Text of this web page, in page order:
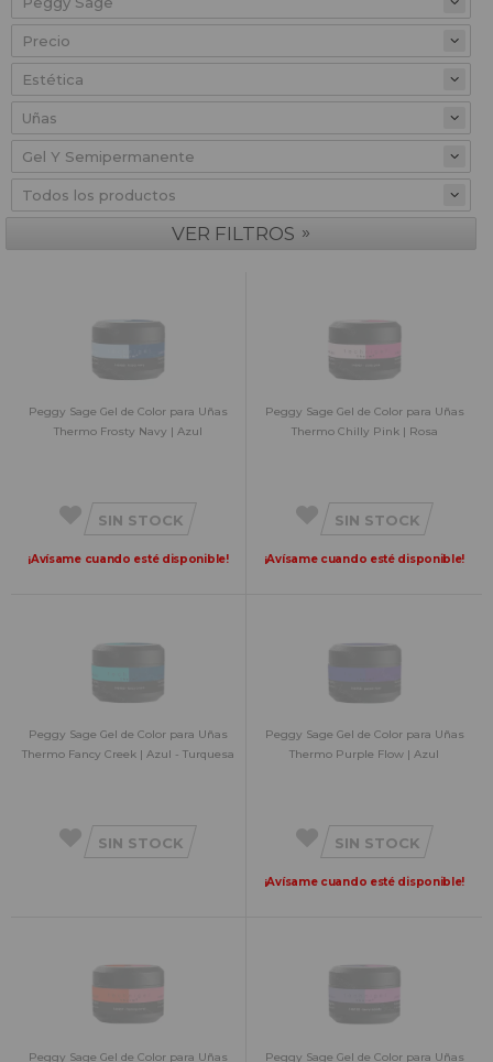
Precio
VER FILTROS »
Peggy Sage Gel de Color para Uñas
Thermo Frosty Navy | Azul
SIN STOCK
¡Avísame cuando esté disponible!
Peggy Sage Gel de Color para Uñas
Thermo Chilly Pink | Rosa
SIN STOCK
¡Avísame cuando esté disponible!
Peggy Sage Gel de Color para Uñas
Thermo Fancy Creek | Azul - Turquesa
SIN STOCK
Peggy Sage Gel de Color para Uñas
Thermo Purple Flow | Azul
SIN STOCK
¡Avísame cuando esté disponible!
Peggy Sage Gel de Color para Uñas
Peggy Sage Gel de Color para Uñas